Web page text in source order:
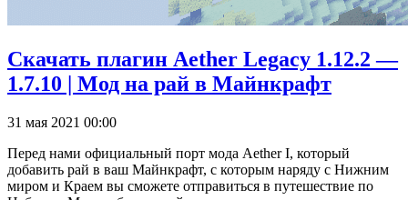
Скачать плагин Aether Legacy 1.12.2 —
1.7.10 | Мод на рай в Майнкрафт
31 мая 2021 00:00
Перед нами официальный порт мода Aether I, который
добавить рай в ваш Майнкрафт, с которым наряду с Нижним
миром и Краем вы сможете отправиться в путешествие по